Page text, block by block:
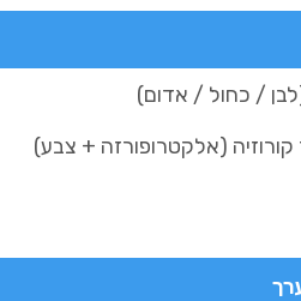
קורוזיה (אלקטרופורזה + צבע)